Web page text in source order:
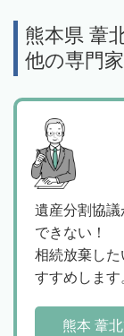
熊本県 葦
他の専門家
遺産分割協
できない！
相続放棄し
すすめします
熊本 葦